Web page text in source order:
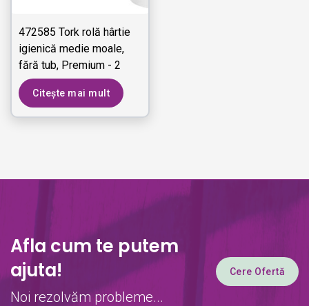
472585 Tork rolă hârtie
igienică medie moale,
fără tub, Premium - 2
straturi
Citește mai mult
Afla cum te putem
ajuta!
Noi rezolvăm probleme...
Cere Ofertă